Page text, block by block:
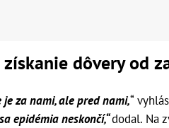
dôvery od
za nami, ale pred nami,“
epidémia neskončí,“dodal. Na